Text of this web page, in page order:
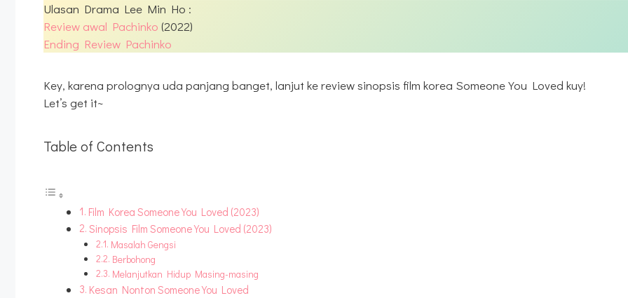
Ulasan Drama Lee Min Ho :
Review awal Pachinko (2022)
Ending Review Pachinko
Key, karena prolognya uda panjang banget, lanjut ke review sinopsis film korea Someone You Loved kuy!
Let’s get it~
Table of Contents
Film Korea Someone You Loved (2023)
Sinopsis Film Someone You Loved (2023)
Masalah Gengsi
Berbohong
Melanjutkan Hidup Masing-masing
Kesan Nonton Someone You Loved